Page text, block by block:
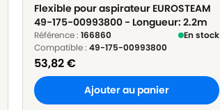
Flexible pour aspirateur EUROSTEAM
49-175-00993800 - Longueur: 2.2m
Référence : 166860
En stock
Compatible : 49-175-00993800
53,82€
Ajouter au panier